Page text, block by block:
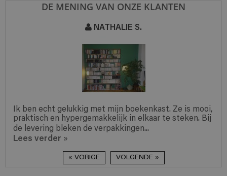
DE MENING VAN ONZE KLANTEN
NATHALIE S.
Ik ben echt gelukkig met mijn boekenkast. Ze is mooi,
praktisch en hypergemakkelijk in elkaar te steken. Bij
de levering bleken de verpakkingen...
Lees verder »
« VORIGE VOLGENDE »